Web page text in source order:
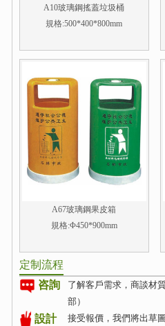
A10玻璃鋼搖蓋垃圾桶
規格:500*400*800mm
A67玻璃鋼果皮箱
規格:Φ450*900mm
定制流程
了解客戶需求，商談材
部）
咨詢
設計 接受報價，我們將出草